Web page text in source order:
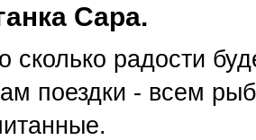
Сара.
сколько радости
поездки - всем